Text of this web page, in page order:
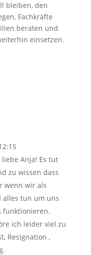
bleiben, den
Fachkräfte
beraten und
einsetzen.
Anja! Es tut
zu wissen dass
wenn wir als
alles tun um uns
funktionieren.
ich leider viel zu
Resignation ,